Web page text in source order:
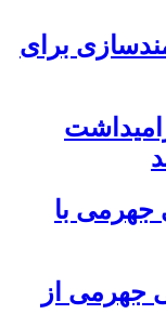
برای
جهرمی با
جهرمی از